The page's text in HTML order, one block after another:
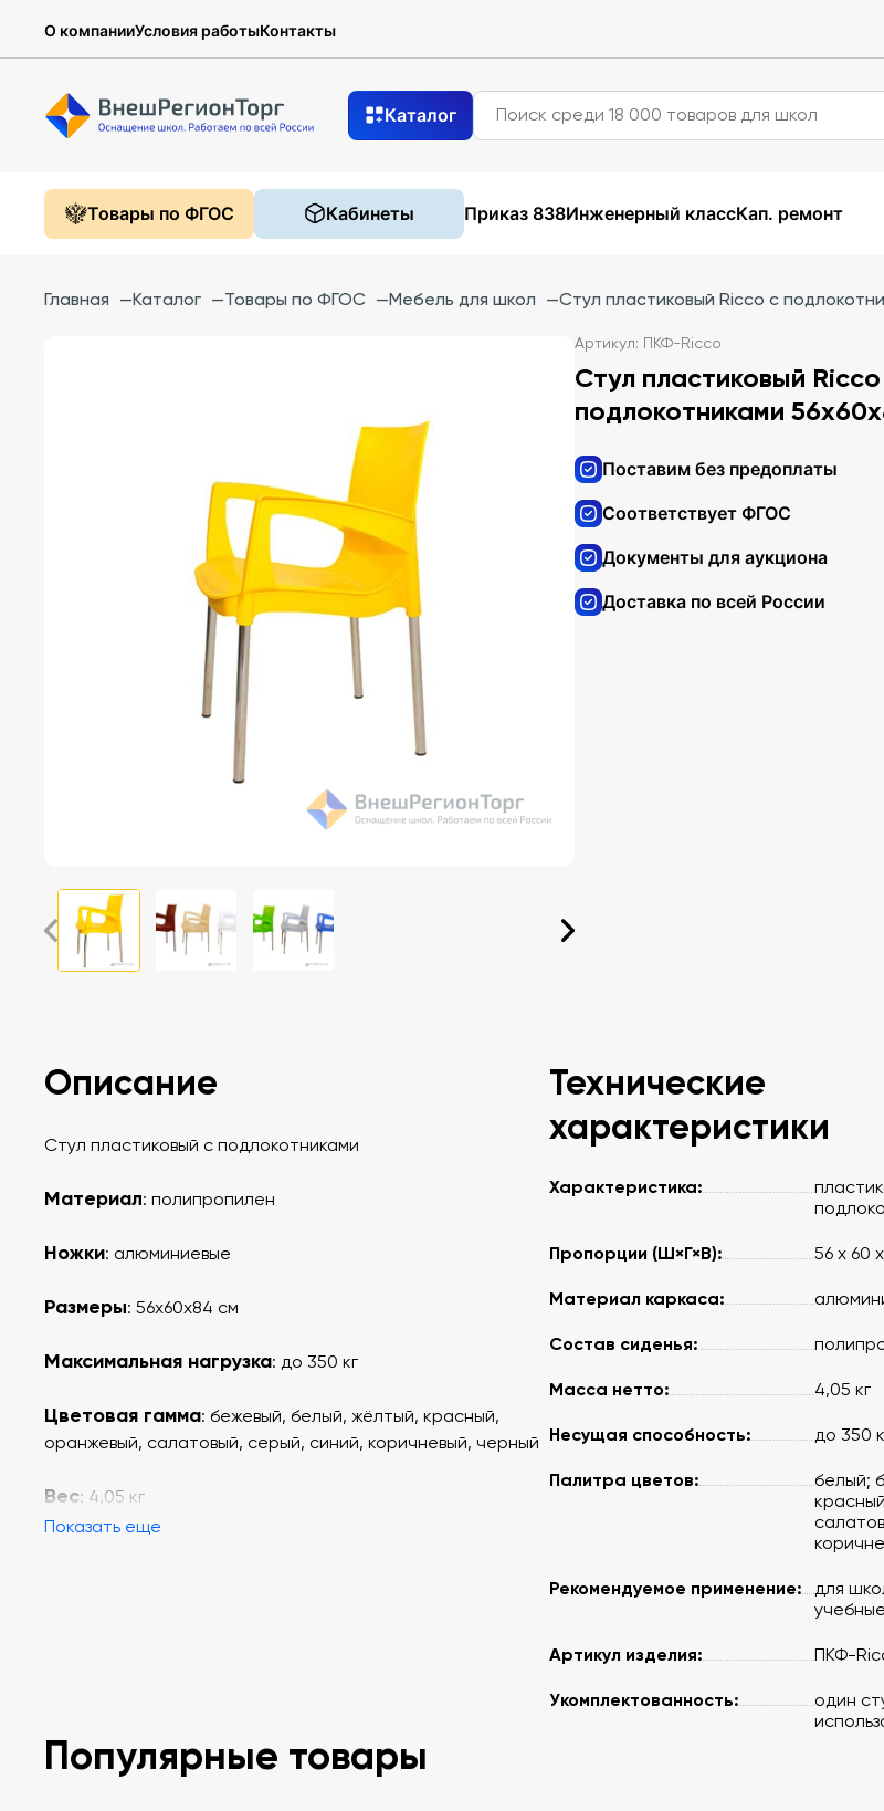
О компанииУсловия работыКонтакты
Каталог
Товары по ФГОС Кабинеты Приказ 838Инженерный классКап. ремонт
Главная —Каталог —Товары по ФГОС —Мебель для школ —Стул пластиковый Ricco с
Артикул: ПКФ-Ricco
Стул пластиковый
подлокотниками
Поставим без предоплаты
Соответствует ФГОС
Документы для аукциона
Доставка по всей России
Описание
Стул пластиковый с подлокотниками
Материал: полипропилен
Ножки: алюминиевые
Размеры: 56х60х84 см
Максимальная нагрузка: до 350 кг
Цветовая гамма: бежевый, белый, жёлтый, красный,
оранжевый, салатовый, серый, синий, коричневый, черный
Вес: 4,05 кг
Показать еще
Технические
характеристики
Характеристика:
Пропорции (Ш×Г×В): 56 х 60
Материал каркаса:
Состав сиденья:
Масса нетто: 4,05 кг
Несущая способность: до 350
Палитра цветов:
белый;
Рекомендуемое применение:
для
Артикул изделия: ПКФ-
Укомплектованность:
один
Популярные товары